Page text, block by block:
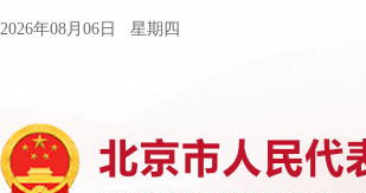
2026年08月06日 星期四